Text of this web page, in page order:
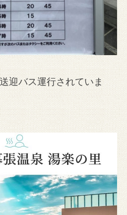
迎バス運行されていま